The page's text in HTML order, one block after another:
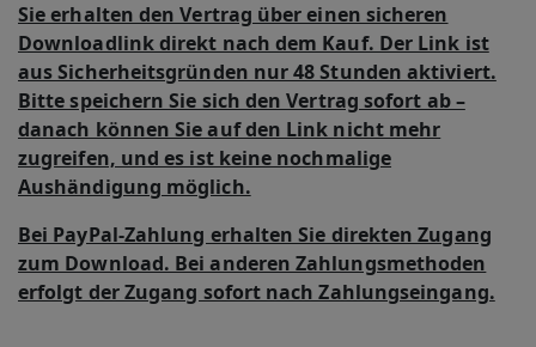
Sie erhalten den Vertrag über einen sicheren
Downloadlink direkt nach dem Kauf. Der Link ist
aus Sicherheitsgründen nur 48 Stunden aktiviert.
Bitte speichern Sie sich den Vertrag sofort ab –
danach können Sie auf den Link nicht mehr
zugreifen, und es ist keine nochmalige
Aushändigung möglich.
Bei PayPal-Zahlung erhalten Sie direkten Zugang
zum Download. Bei anderen Zahlungsmethoden
erfolgt der Zugang sofort nach Zahlungseingang.